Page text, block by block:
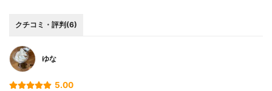
クチコミ・評判(6)
ゆな
5.00